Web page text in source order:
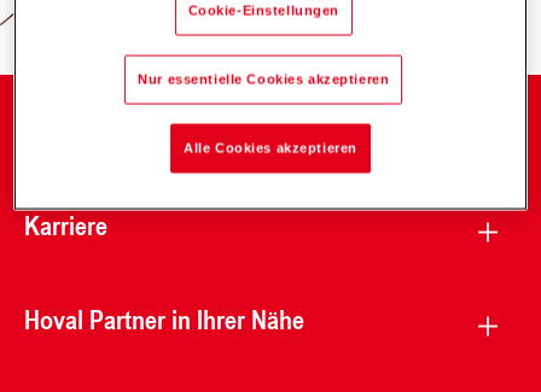
Karriere
Hoval Partner in Ihrer Nähe
Cookie-Einstellungen
Nur essentielle Cookies akzeptieren
Alle Cookies akzeptieren